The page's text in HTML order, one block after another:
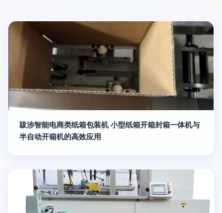
跋涉智能电商类纸箱包装机 小型纸箱开箱封箱一体机与
半自动开箱机的高效应用